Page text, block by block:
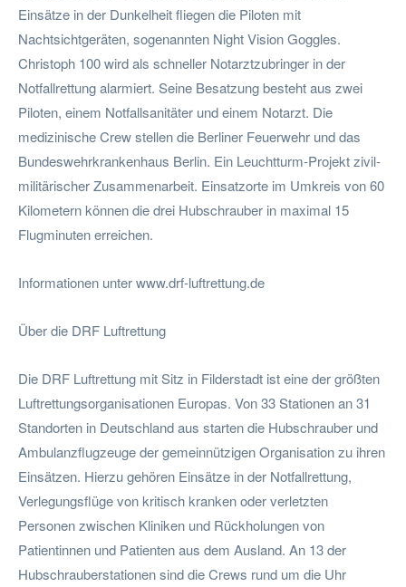
Einsätze in der Dunkelheit fliegen die Piloten mit
Nachtsichtgeräten, sogenannten Night Vision Goggles.
Christoph 100 wird als schneller Notarztzubringer in der
Notfallrettung alarmiert. Seine Besatzung besteht aus zwei
Piloten, einem Notfallsanitäter und einem Notarzt. Die
medizinische Crew stellen die Berliner Feuerwehr und das
Bundeswehrkrankenhaus Berlin. Ein Leuchtturm-Projekt zivil-
militärischer Zusammenarbeit. Einsatzorte im Umkreis von 60
Kilometern können die drei Hubschrauber in maximal 15
Flugminuten erreichen.
Informationen unter www.drf-luftrettung.de
Über die DRF Luftrettung
Die DRF Luftrettung mit Sitz in Filderstadt ist eine der größten
Luftrettungsorganisationen Europas. Von 33 Stationen an 31
Standorten in Deutschland aus starten die Hubschrauber und
Ambulanzflugzeuge der gemeinnützigen Organisation zu ihren
Einsätzen. Hierzu gehören Einsätze in der Notfallrettung,
Verlegungsflüge von kritisch kranken oder verletzten
Personen zwischen Kliniken und Rückholungen von
Patientinnen und Patienten aus dem Ausland. An 13 der
Hubschrauberstationen sind die Crews rund um die Uhr